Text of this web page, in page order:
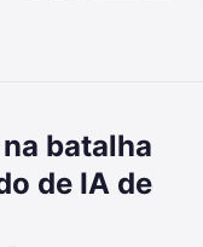
batalha
de IA de